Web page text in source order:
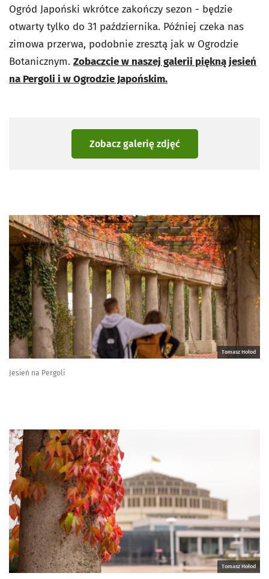
Ogród Japoński wkrótce zakończy sezon - będzie
otwarty tylko do 31 października. Później czeka nas
zimowa przerwa, podobnie zresztą jak w Ogrodzie
Botanicznym. Zobaczcie w naszej galerii piękną jesień
na Pergoli i w Ogrodzie Japońskim.
Zobacz galerię zdjęć
Tomasz Hołod
Jesień na Pergoli
Tomasz Hołod